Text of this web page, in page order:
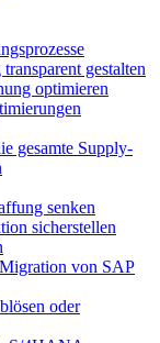
gestalten
optimieren
gesamte Supply-
senken
sicherstellen
von SAP
oder